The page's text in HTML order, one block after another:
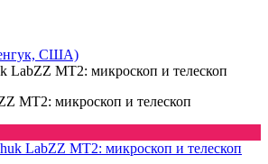
США)
LabZZ MT2: микроскоп и телескоп
MT2: микроскоп и телескоп